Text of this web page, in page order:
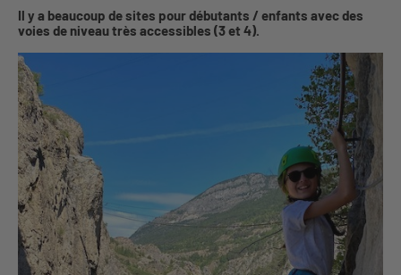
Il y a beaucoup de sites pour débutants / enfants avec des
voies de niveau très accessibles (3 et 4).